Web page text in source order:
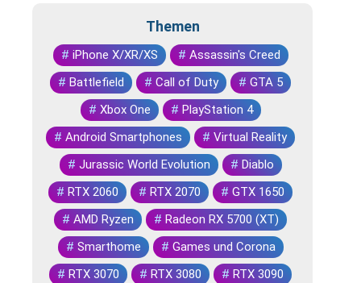
Themen
# iPhone X/XR/XS # Assassin's Creed
# Battlefield # Call of Duty # GTA 5
# Xbox One # PlayStation 4
# Android Smartphones # Virtual Reality
# Jurassic World Evolution # Diablo
# RTX 2060 # RTX 2070 # GTX 1650
# AMD Ryzen # Radeon RX 5700 (XT)
# Smarthome # Games und Corona
# RTX 3070 # RTX 3080 # RTX 3090